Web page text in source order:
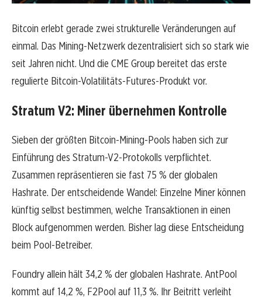
Bitcoin erlebt gerade zwei strukturelle Veränderungen auf
einmal. Das Mining-Netzwerk dezentralisiert sich so stark wie
seit Jahren nicht. Und die CME Group bereitet das erste
regulierte Bitcoin-Volatilitäts-Futures-Produkt vor.
Stratum V2: Miner übernehmen Kontrolle
Sieben der größten Bitcoin-Mining-Pools haben sich zur
Einführung des Stratum-V2-Protokolls verpflichtet.
Zusammen repräsentieren sie fast 75 % der globalen
Hashrate. Der entscheidende Wandel: Einzelne Miner können
künftig selbst bestimmen, welche Transaktionen in einen
Block aufgenommen werden. Bisher lag diese Entscheidung
beim Pool-Betreiber.
Foundry allein hält 34,2 % der globalen Hashrate. AntPool
kommt auf 14,2 %, F2Pool auf 11,3 %. Ihr Beitritt verleiht